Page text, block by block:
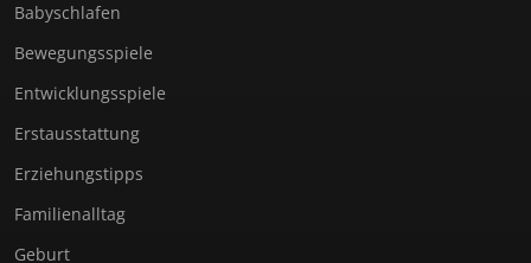
Babyschlafen
Bewegungsspiele
Entwicklungsspiele
Erstausstattung
Erziehungstipps
Familienalltag
Geburt